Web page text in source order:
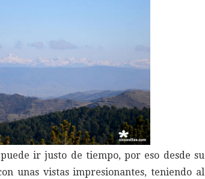
ir justo de tiempo, por eso desde su
unas vistas impresionantes, teniendo al